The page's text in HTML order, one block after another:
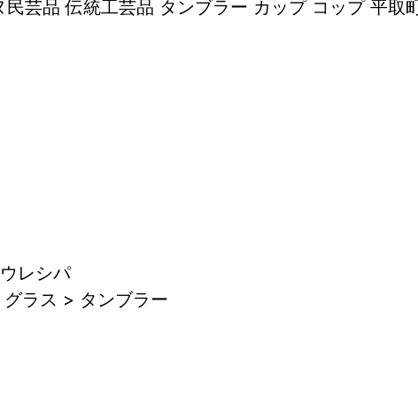
芸品 伝統工芸品 タンブラー カップ コップ 平取
レシパ
ラス > タンブラー